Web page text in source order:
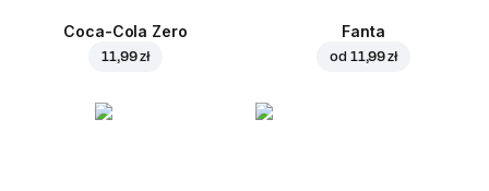
Coca-Cola Zero
11,99 zł
Fanta
od 11,99 zł